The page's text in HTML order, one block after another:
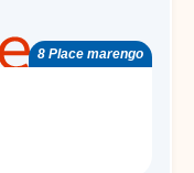
8 Place marengo